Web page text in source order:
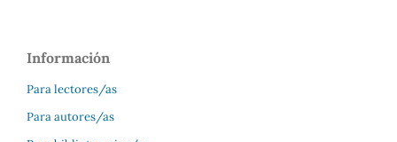
Información
Para lectores/as
Para autores/as